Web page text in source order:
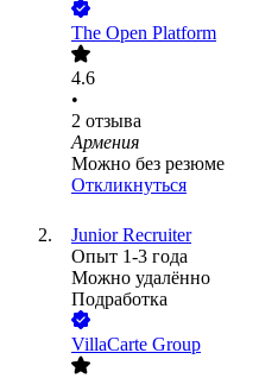
The Open Platform
4.6
•
2 отзыва
Армения
Можно без резюме
Откликнуться
Junior Recruiter
Опыт 1-3 года
Можно удалённо
Подработка
VillaCarte Group